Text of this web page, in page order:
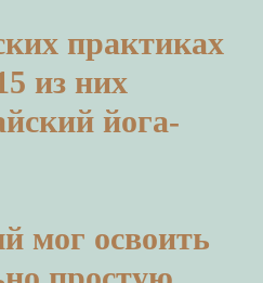
практиках
из них
йога-
мог освоить